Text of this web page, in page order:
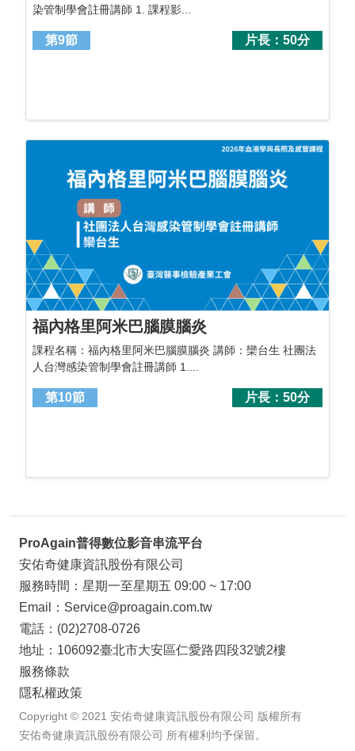
染管制學會註冊講師 1. 課程影...
第9節 片長：50分
福內格里阿米巴腦膜腦炎
課程名稱：福內格里阿米巴腦膜腦炎 講師：欒台生 社團法
人台灣感染管制學會註冊講師 1....
第10節 片長：50分
ProAgain普得數位影音串流平台
安佑奇健康資訊股份有限公司
服務時間：星期一至星期五 09:00 ~ 17:00
Email：Service@proagain.com.tw
電話：(02)2708-0726
地址：106092臺北市大安區仁愛路四段32號2樓
服務條款
隱私權政策
Copyright © 2021 安佑奇健康資訊股份有限公司 版權所有
安佑奇健康資訊股份有限公司 所有權利均予保留。